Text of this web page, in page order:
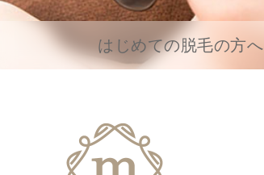
はじめての脱毛の方へ